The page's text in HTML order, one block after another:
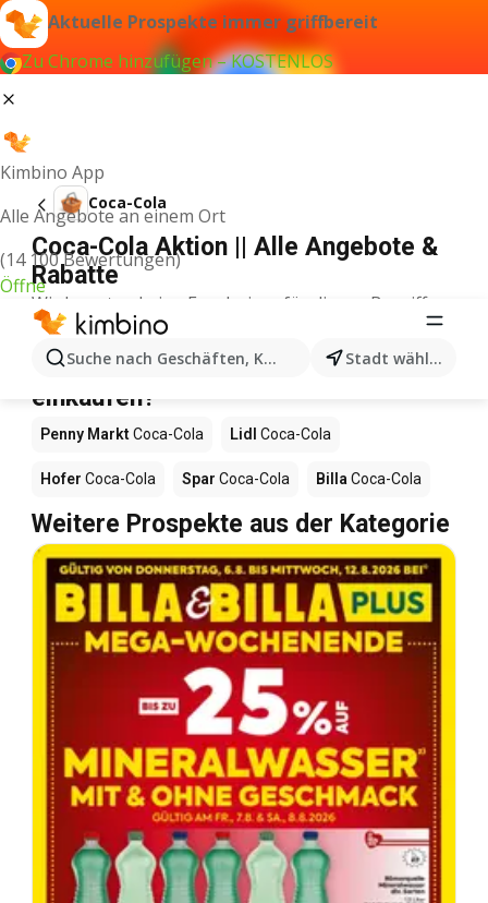
Aktuelle Prospekte immer griffbereit
Zu Chrome hinzufügen – KOSTENLOS
Kimbino App
Alle Angebote an einem Ort
(14 100 Bewertungen)
Öffne
Suche nach Geschäften, Kategorien, Produkten...
Stadt wählen
Coca-Cola
Coca-Cola Aktion || Alle Angebote &
Rabatte
Wir konnten keine Ergebnisse für diesen Begriff
finden.
Coca-Cola im Angebot – Wo
einkaufen?
Penny MarktCoca-Cola Lidl Coca-Cola
Hofer Coca-Cola Spar Coca-Cola Billa Coca-Cola
Weitere Prospekte aus der Kategorie